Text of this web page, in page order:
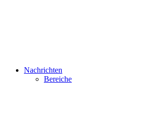
Nachrichten
Bereiche